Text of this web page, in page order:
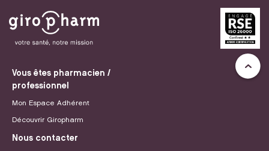
Vous êtes pharmacien /
professionnel
Mon Espace Adhérent
Découvrir Giropharm
Nous contacter